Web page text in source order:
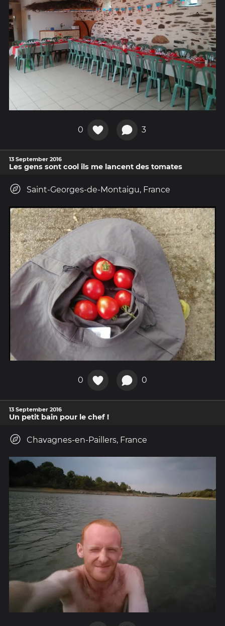
0 3
13 September 2016
Les gens sont cool ils me lancent des tomates
Saint-Georges-de-Montaigu, France
0 0
13 September 2016
Un petit bain pour le chef !
Chavagnes-en-Paillers, France